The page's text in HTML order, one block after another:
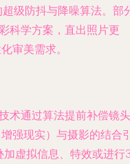
超级防抖与降噪算法。部
科学方案，直出照片更
审美需求。
术通过算法提前补偿镜头
强现实）与摄影的结合
虚拟信息、特效或进行